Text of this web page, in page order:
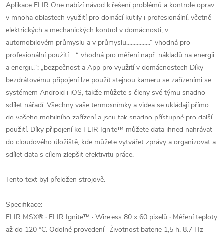
Aplikace FLIR One nabízí návod k řešení problémů a kontrole oprav
v mnoha oblastech využití pro domácí kutily i profesionální, včetně
elektrických a mechanických kontrol v domácnosti, v
automobilovém průmyslu a v průmyslu................“ vhodná pro
profesionální použití.....“ vhodná pro měření např. nákladů na energii
a energii..“; „bezpečnost a App pro využití v domácnostech Díky
bezdrátovému připojení lze použít stejnou kameru se zařízeními se
systémem Android i iOS, takže můžete s členy své týmu snadno
sdílet nářadí. Všechny vaše termosnímky a videa se ukládají přímo
do vašeho mobilního zařízení a jsou tak snadno přístupné pro další
použití. Díky připojení ke FLIR Ignite™ můžete data ihned nahrávat
do cloudového úložiště, kde můžete vytvářet zprávy a organizovat a
sdílet data s cílem zlepšit efektivitu práce.
Tento text byl přeložen strojově.
Specifikace:
FLIR MSX® · FLIR Ignite™ · Wireless 80 x 60 pixelů · Měření teploty
až do 120 °C. Odolné provedení · Životnost baterie 1,5 h. 8.7 Hz ·